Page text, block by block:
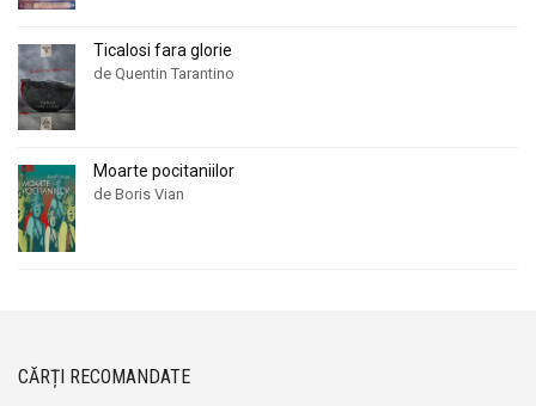
Ticalosi fara glorie
de Quentin Tarantino
Moarte pocitaniilor
de Boris Vian
CĂRȚI RECOMANDATE